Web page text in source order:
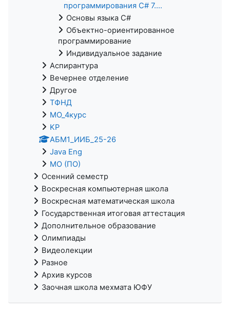
программирования С# 7....
Основы языка C#
Объектно-ориентированное
программирование
Индивидуальное задание
Аспирантура
Вечернее отделение
Другое
ТФНД
МО_4курс
KP
АБМ1_ИИБ_25-26
Java Eng
МО (ПО)
Осенний семестр
Воскресная компьютерная школа
Воскресная математическая школа
Государственная итоговая аттестация
Дополнительное образование
Олимпиады
Видеолекции
Разное
Архив курсов
Заочная школа мехмата ЮФУ